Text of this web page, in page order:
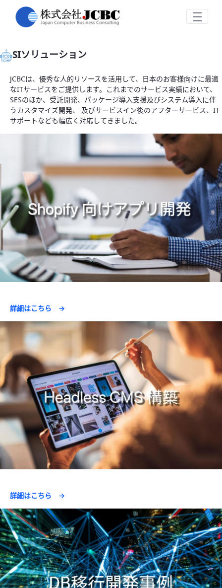
跳转到主内容
SIソリューション
SIソリューション
JCBCは、優秀な人的リソースを活用して、日本のお客様向けに最適
なITサービスをご提供します。これまでのサービス実績において、
SESのほか、受託開発、パッケージ導入支援及びシステム導入に伴
うカスタマイズ開発、 及びサービスイン後のアフターサービス、IT
サポートなども幅広く対応してきました。
詳細はこちら →
詳細はこちら →